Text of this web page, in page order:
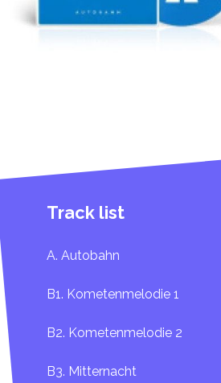
Track list
A. Autobahn
B1. Kometenmelodie 1
B2. Kometenmelodie 2
B3. Mitternacht